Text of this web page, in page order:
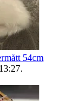
54cm
.